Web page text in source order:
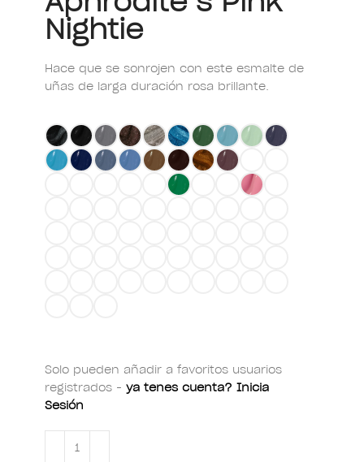
Nightie
Hace que se sonrojen con este esmalte de
uñas de larga duración rosa brillante.
Solo pueden añadir a favoritos usuarios
registrados - ya tenes cuenta? Inicia
Sesión